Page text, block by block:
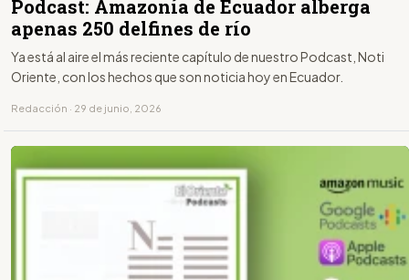
Podcast: Amazonía de Ecuador alberga
apenas 250 delfines de río
Ya está al aire el más reciente capítulo de nuestro Podcast, Noti
Oriente, con los hechos que son noticia hoy en Ecuador.
Redacción · 29 de junio, 2026